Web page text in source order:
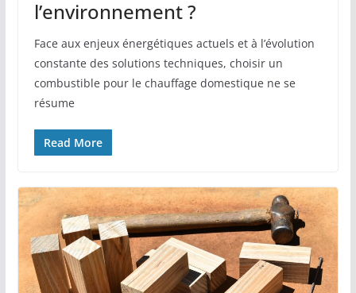
l’environnement ?
Face aux enjeux énergétiques actuels et à l’évolution
constante des solutions techniques, choisir un
combustible pour le chauffage domestique ne se
résume
Read More